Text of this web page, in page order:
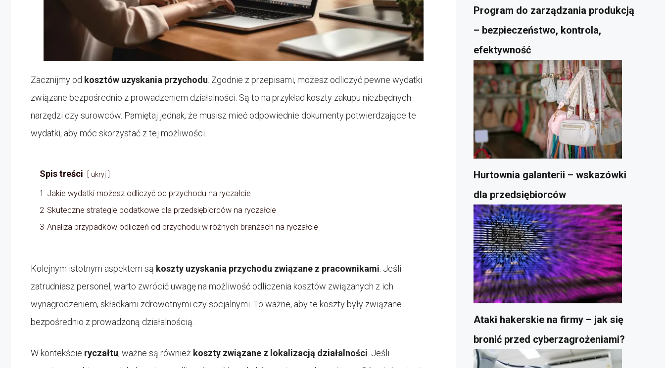
Zacznijmy od kosztów uzyskania przychodu. Zgodnie z przepisami, możesz odliczyć pewne wydatki
związane bezpośrednio z prowadzeniem działalności. Są to na przykład koszty zakupu niezbędnych
narzędzi czy surowców. Pamiętaj jednak, że musisz mieć odpowiednie dokumenty potwierdzające te
wydatki, aby móc skorzystać z tej możliwości.
Spis treści ukryj
1 Jakie wydatki możesz odliczyć od przychodu na ryczałcie
2 Skuteczne strategie podatkowe dla przedsiębiorców na ryczałcie
3 Analiza przypadków odliczeń od przychodu w różnych branżach na ryczałcie
Kolejnym istotnym aspektem są koszty uzyskania przychodu związane z pracownikami. Jeśli
zatrudniasz personel, warto zwrócić uwagę na możliwość odliczenia kosztów związanych z ich
wynagrodzeniem, składkami zdrowotnymi czy socjalnymi. To ważne, aby te koszty były związane
bezpośrednio z prowadzoną działalnością.
W kontekście ryczałtu, ważne są również koszty związane z lokalizacją działalności. Jeśli
Program do zarządzania produkcją
– bezpieczeństwo, kontrola,
efektywność
Hurtownia galanterii – wskazówki
dla przedsiębiorców
Ataki hakerskie na firmy – jak się
bronić przed cyberzagrożeniami?